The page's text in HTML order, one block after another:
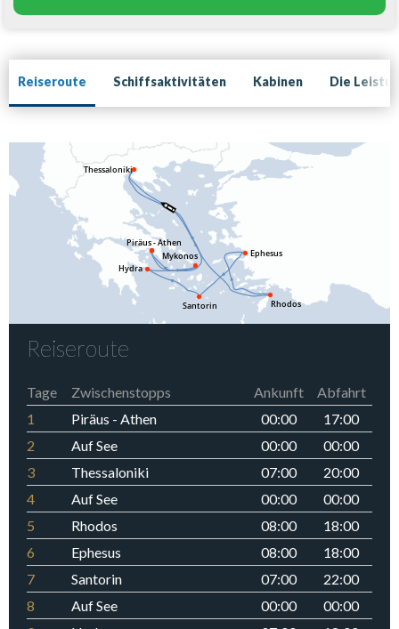
Reiseroute Schiffsaktivitäten Kabinen Die
Reiseroute
Tage Zwischenstopps Ankunft
Abfahrt
1
Piräus - Athen 00:00
17:00
2
Auf See 00:00
00:00
3
Thessaloniki 07:00
20:00
4
Auf See 00:00
00:00
5
Rhodos 08:00
18:00
6
Ephesus 08:00
18:00
7
Santorin 07:00
22:00
8
Auf See 00:00
00:00